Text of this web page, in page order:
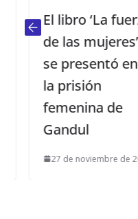
El libro ‘La fuerza
de las mujeres’
se presentó en
la prisión
femenina de
Gandul
27 de noviembre de 2022